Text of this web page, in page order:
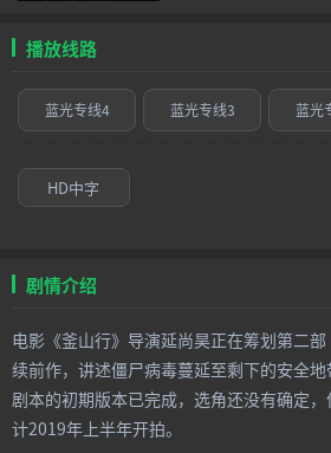
播放线路
蓝光专线4 蓝光专线3 蓝光
HD中字
剧情介绍
电影《釜山行》导演延尚昊正在筹划第二
续前作，讲述僵尸病毒蔓延至剩下的安全
剧本的初期版本已完成，选角还没有确定
计2019年上半年开拍。